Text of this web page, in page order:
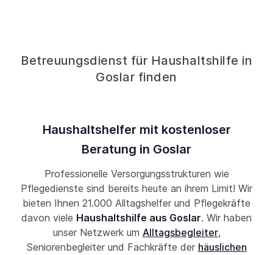
Betreuungsdienst für Haushaltshilfe in
Goslar finden
Haushaltshelfer mit kostenloser
Beratung in Goslar
Professionelle Versorgungsstrukturen wie
Pflegedienste sind bereits heute an ihrem Limit! Wir
bieten Ihnen 21.000 Alltagshelfer und Pflegekräfte
davon viele Haushaltshilfe aus Goslar. Wir haben
unser Netzwerk um Alltagsbegleiter,
Seniorenbegleiter und Fachkräfte der häuslichen